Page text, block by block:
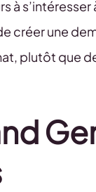
à
créer une
plutôt que